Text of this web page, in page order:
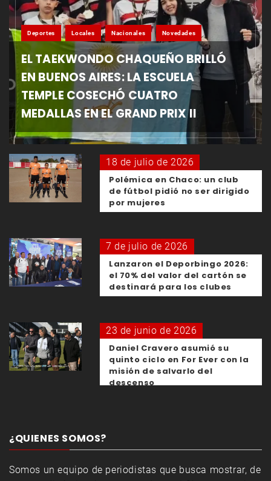
Deportes Locales Nacionales Novedades
EL TAEKWONDO CHAQUEÑO BRILLÓ
EN BUENOS AIRES: LA ESCUELA
TEMPLE COSECHÓ CUATRO
MEDALLAS EN EL GRAND PRIX II
18 de julio de 2026
Polémica en Chaco: un club
de fútbol pidió no ser dirigido
por mujeres
7 de julio de 2026
Lanzaron el Deporbingo 2026:
el 70% del valor del cartón se
destinará para los clubes
23 de junio de 2026
Daniel Cravero asumió su
quinto ciclo en For Ever con la
misión de salvarlo del
descenso
¿QUIENES SOMOS?
Somos un equipo de periodistas que busca mostrar, de